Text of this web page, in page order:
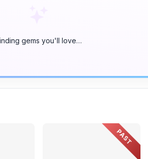
gems you'll love…
PAST